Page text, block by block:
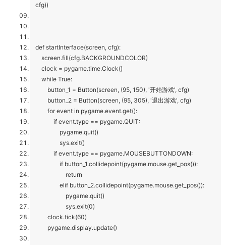
cfg))
def startInterface(screen, cfg):
screen.fill(cfg.BACKGROUNDCOLOR)
clock = pygame.time.Clock()
while True:
button_1 = Button(screen, (95, 150), '开始游戏', cfg)
button_2 = Button(screen, (95, 305), '退出游戏', cfg)
for event in pygame.event.get():
if event.type == pygame.QUIT:
pygame.quit()
sys.exit()
if event.type == pygame.MOUSEBUTTONDOWN:
if button_1.collidepoint(pygame.mouse.get_pos()):
return
elif button_2.collidepoint(pygame.mouse.get_pos()):
pygame.quit()
sys.exit(0)
clock.tick(60)
pygame.display.update()